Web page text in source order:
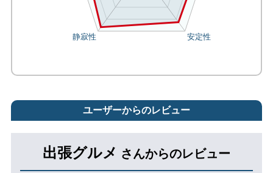
ユーザーからのレビュー
出張グルメ さんからのレビュー